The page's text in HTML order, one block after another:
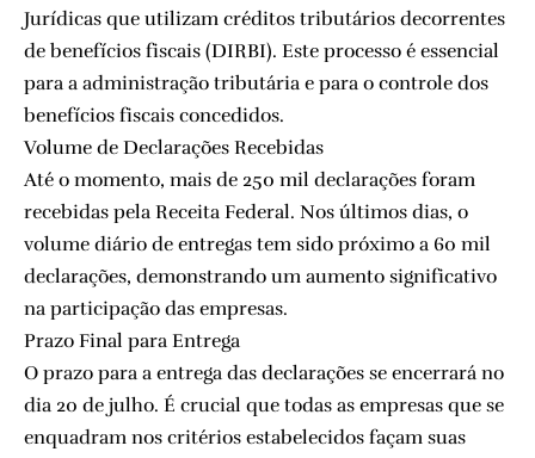
Jurídicas que utilizam créditos tributários decorrentes
de benefícios fiscais (DIRBI). Este processo é essencial
para a administração tributária e para o controle dos
benefícios fiscais concedidos.
Volume de Declarações Recebidas
Até o momento, mais de 250 mil declarações foram
recebidas pela Receita Federal. Nos últimos dias, o
volume diário de entregas tem sido próximo a 60 mil
declarações, demonstrando um aumento significativo
na participação das empresas.
Prazo Final para Entrega
O prazo para a entrega das declarações se encerrará no
dia 20 de julho. É crucial que todas as empresas que se
enquadram nos critérios estabelecidos façam suas